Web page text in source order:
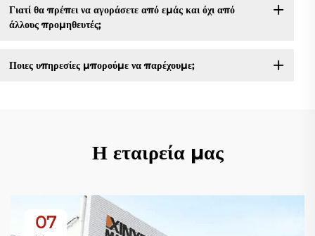
Γιατί θα πρέπει να αγοράσετε από εμάς και όχι από
άλλους προμηθευτές;
Ποιες υπηρεσίες μπορούμε να παρέχουμε;
Η εταιρεία μας
07